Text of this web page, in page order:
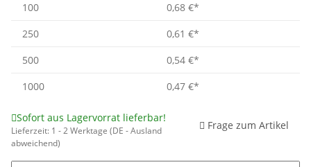
100 0,68 €*
250
0,61 €*
500
0,54 €*
1000
0,47 €*
Sofort aus Lagervorrat lieferbar!
Lieferzeit: 1 - 2 Werktage (DE - Ausland
abweichend)
Frage zum Artikel